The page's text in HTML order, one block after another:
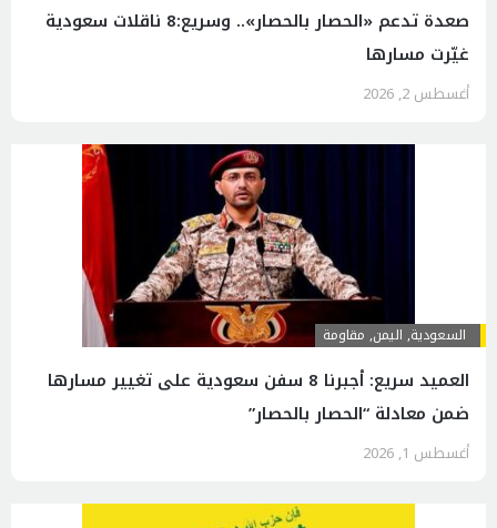
صعدة تدعم «الحصار بالحصار».. وسريع:8 ناقلات سعودية
غيّرت مسارها
أغسطس 2, 2026
السعودية, اليمن, مقاومة
العميد سريع: أجبرنا 8 سفن سعودية على تغيير مسارها
ضمن معادلة “الحصار بالحصار”
أغسطس 1, 2026